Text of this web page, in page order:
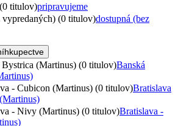
titulov)pripravujeme
vypredaných) (0 titulov)dostupná (bez
Bystrica (Martinus) (0 titulov)Banská
- Cubicon (Martinus) (0 titulov)Bratislava
- Nivy (Martinus) (0 titulov)Bratislava -